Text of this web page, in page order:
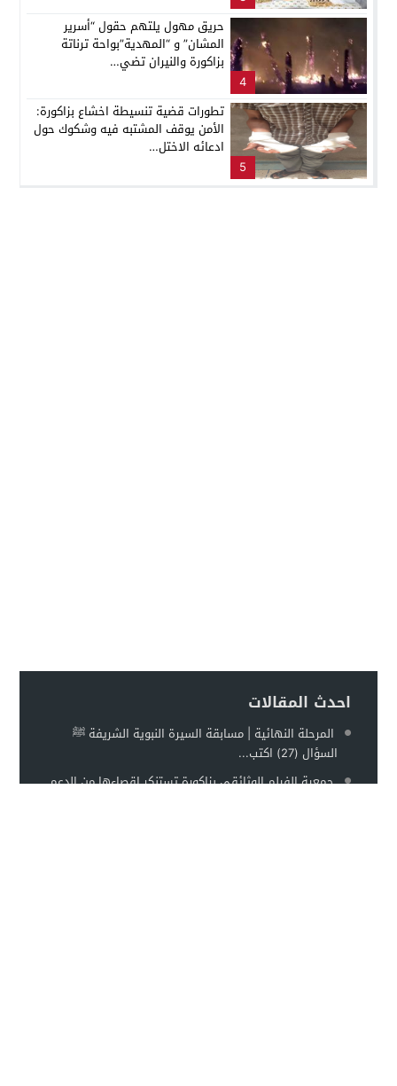
4
حريق مهول يلتهم حقول “أسرير
المشان” و “المهدية”بواحة ترناتة
بزاكورة والنيران تضي…
5
تطورات قضية تنسيطة اخشاع بزاكورة:
الأمن يوقف المشتبه فيه وشكوك حول
ادعائه الاختل…
احدث المقالات
المرحلة النهائية | مسابقة السيرة النبوية الشريفة ﷺ
السؤال (27) اكتب...
جمعية الفيلم الوثائقي بزاكورة تستنكر إقصاءها من الدعم